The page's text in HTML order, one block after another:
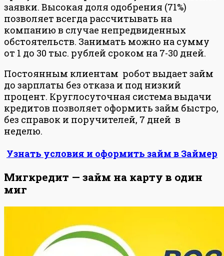
заявки. Высокая доля одобрения (71%)
позволяет всегда рассчитывать на
компанию в случае непредвиденных
обстоятельств. Занимать можно на сумму
от 1 до 30 тыс. рублей сроком на 7-30 дней.
Постоянным клиентам робот выдает займ
до зарплаты без отказа и под низкий
процент. Круглосуточная система выдачи
кредитов позволяет оформить займ быстро,
без справок и поручителей, 7 дней в
неделю.
Узнать условия и оформить займ в Займер
Мигкредит — займ на карту в один
миг